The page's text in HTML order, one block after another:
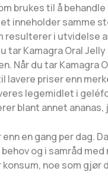
brukes til å
inneholder samme
resulterer i utvidelse
tar Kamagra Oral
Når du tar
lavere priser enn
legemidlet i
blant annet
en gang per
og i samråd
noe som